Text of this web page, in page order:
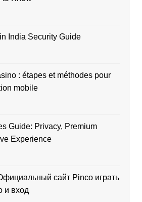
India Security Guide
: étapes et méthodes pour
mobile
Guide: Privacy, Premium
Experience
сайт Pinco играть
и вход